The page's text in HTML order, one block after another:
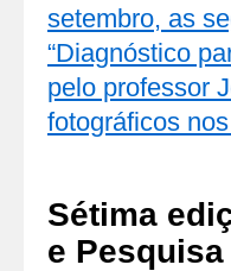
setembro, as
“Diagnóstico
pelo professor
fotográficos
Sétima
e